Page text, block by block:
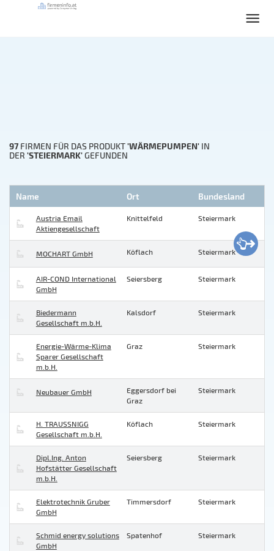
97 FIRMEN FÜR DAS PRODUKT'WÄRMEPUMPEN' IN
DER 'STEIERMARK'GEFUNDEN
Name Ort Bundesland
Austria Email
Aktiengesellschaft
Knittelfeld Steiermark
MOCHART GmbH Köflach Steiermark
AIR-COND International
GmbH
Seiersberg Steiermark
Biedermann
Gesellschaft m.b.H.
Kalsdorf Steiermark
Energie-Wärme-Klima
Sparer Gesellschaft
m.b.H.
Graz Steiermark
Neubauer GmbH
Eggersdorf bei
Graz
Steiermark
H. TRAUSSNIGG
Gesellschaft m.b.H.
Köflach Steiermark
Dipl.Ing. Anton
Hofstätter Gesellschaft
m.b.H.
Seiersberg Steiermark
Elektrotechnik Gruber
GmbH
Timmersdorf Steiermark
Schmid energy solutions
GmbH
Spatenhof Steiermark